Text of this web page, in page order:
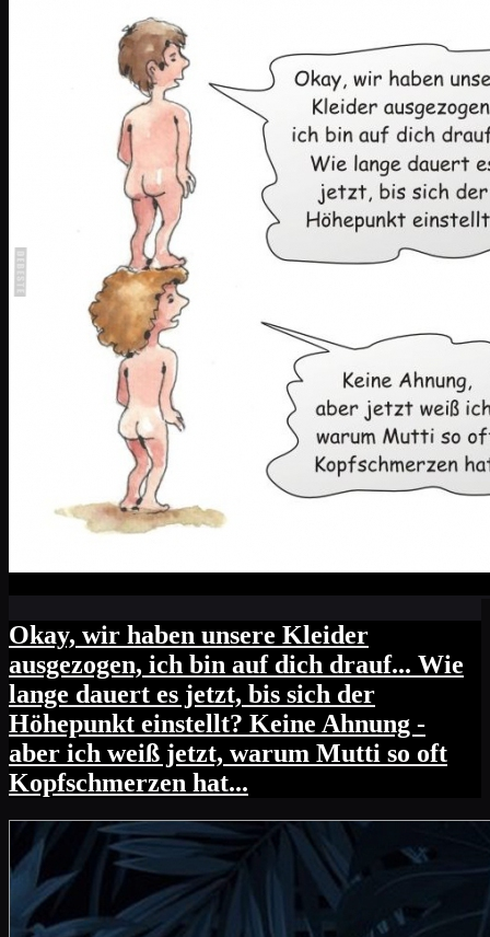
Okay, wir haben unsere Kleider
ausgezogen, ich bin auf dich drauf... Wie
lange dauert es jetzt, bis sich der
Höhepunkt einstellt? Keine Ahnung -
aber ich weiß jetzt, warum Mutti so oft
Kopfschmerzen hat...